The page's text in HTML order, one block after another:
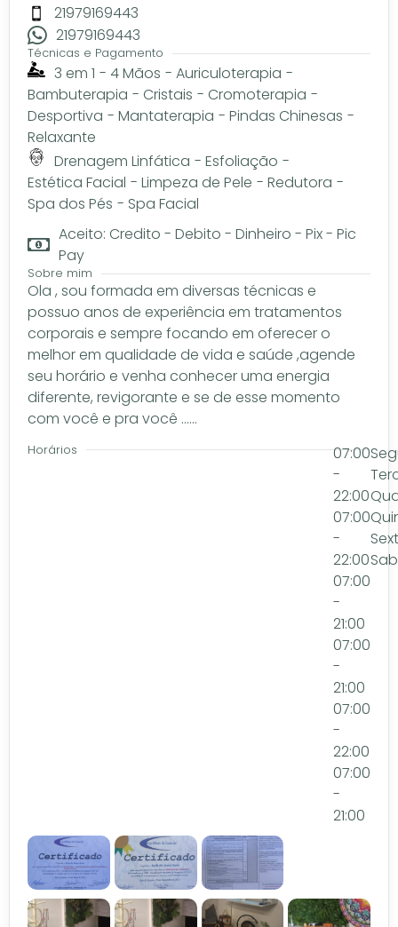
21979169443
21979169443
Técnicas e Pagamento
3 em 1 - 4 Mãos - Auriculoterapia -
Bambuterapia - Cristais - Cromoterapia -
Desportiva - Mantaterapia - Pindas Chinesas -
Relaxante
Drenagem Linfática - Esfoliação -
Estética Facial - Limpeza de Pele - Redutora -
Spa dos Pés - Spa Facial
Aceito: Credito - Debito - Dinheiro - Pix - Pic
Pay
Sobre mim
Ola , sou formada em diversas técnicas e
possuo anos de experiência em tratamentos
corporais e sempre focando em oferecer o
melhor em qualidade de vida e saúde ,agende
seu horário e venha conhecer uma energia
diferente, revigorante e se de esse momento
com você e pra você ......
Horários
07:00
-
22:00
07:00
-
22:00
07:00
-
21:00
07:00
-
21:00
07:00
-
22:00
07:00
-
21:00
Certificado
Local